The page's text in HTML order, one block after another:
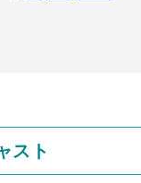
スト